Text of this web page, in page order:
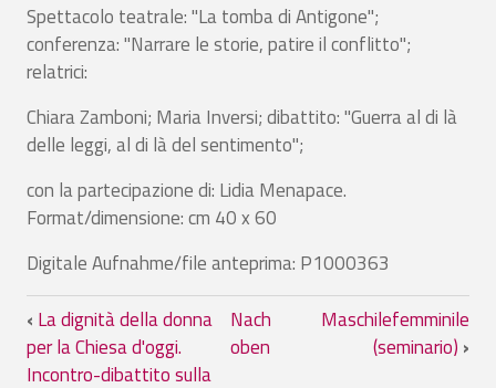
Spettacolo teatrale: "La tomba di Antigone";
conferenza: "Narrare le storie, patire il conflitto";
relatrici:
Chiara Zamboni; Maria Inversi; dibattito: "Guerra al di là
delle leggi, al di là del sentimento";
con la partecipazione di: Lidia Menapace.
Format/dimensione: cm 40 x 60
Digitale Aufnahme/file anteprima: P1000363
Links für das Blättern im Buch La
‹ La dignità della donna
per la Chiesa d'oggi.
Incontro-dibattito sulla
Nach
oben
Maschilefemminile
(seminario) ›